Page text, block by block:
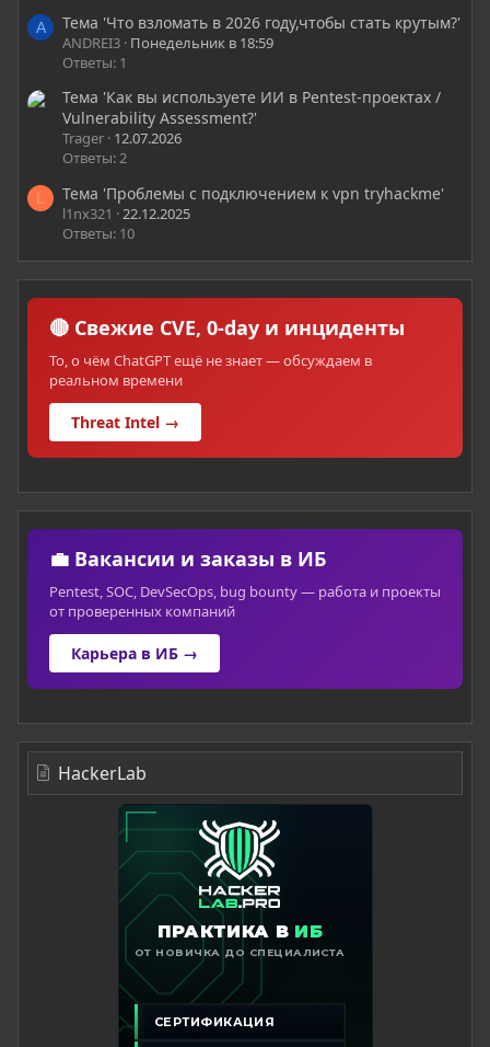
A Тема 'Что взломать в 2026 году,чтобы стать крутым?'
ANDREI3 Понедельник в 18:59
Ответы: 1
Тема 'Как вы используете ИИ в Pentest-проектах /
Vulnerability Assessment?'
Trager 12.07.2026
Ответы: 2
L Тема 'Проблемы с подключением к vpn tryhackme'
l1nx321
22.12.2025
Ответы: 10
🔴 Свежие CVE, 0-day и инциденты
То, о чём ChatGPT ещё не знает — обсуждаем в
реальном времени
Threat Intel →
💼 Вакансии и заказы в ИБ
Pentest, SOC, DevSecOps, bug bounty — работа и проекты
от проверенных компаний
Карьера в ИБ →
HackerLab